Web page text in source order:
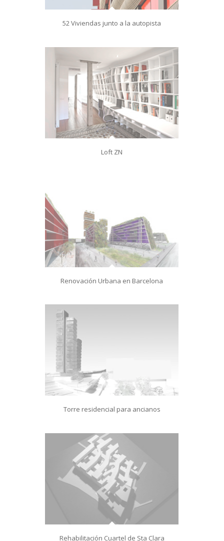
52 Viviendas junto a la autopista
Loft ZN
Renovación Urbana en Barcelona
Torre residencial para ancianos
Rehabilitación Cuartel de Sta Clara